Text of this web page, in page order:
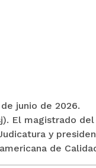
de junio de 2026.
El magistrado del
y
de